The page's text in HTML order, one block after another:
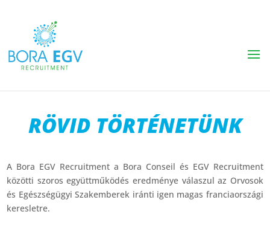
RÖVID TÖRTÉNETÜNK
A Bora EGV Recruitment a Bora Conseil és EGV Recruitment
közötti szoros együttműködés eredménye válaszul az Orvosok
és Egészségügyi Szakemberek iránti igen magas franciaországi
keresletre.